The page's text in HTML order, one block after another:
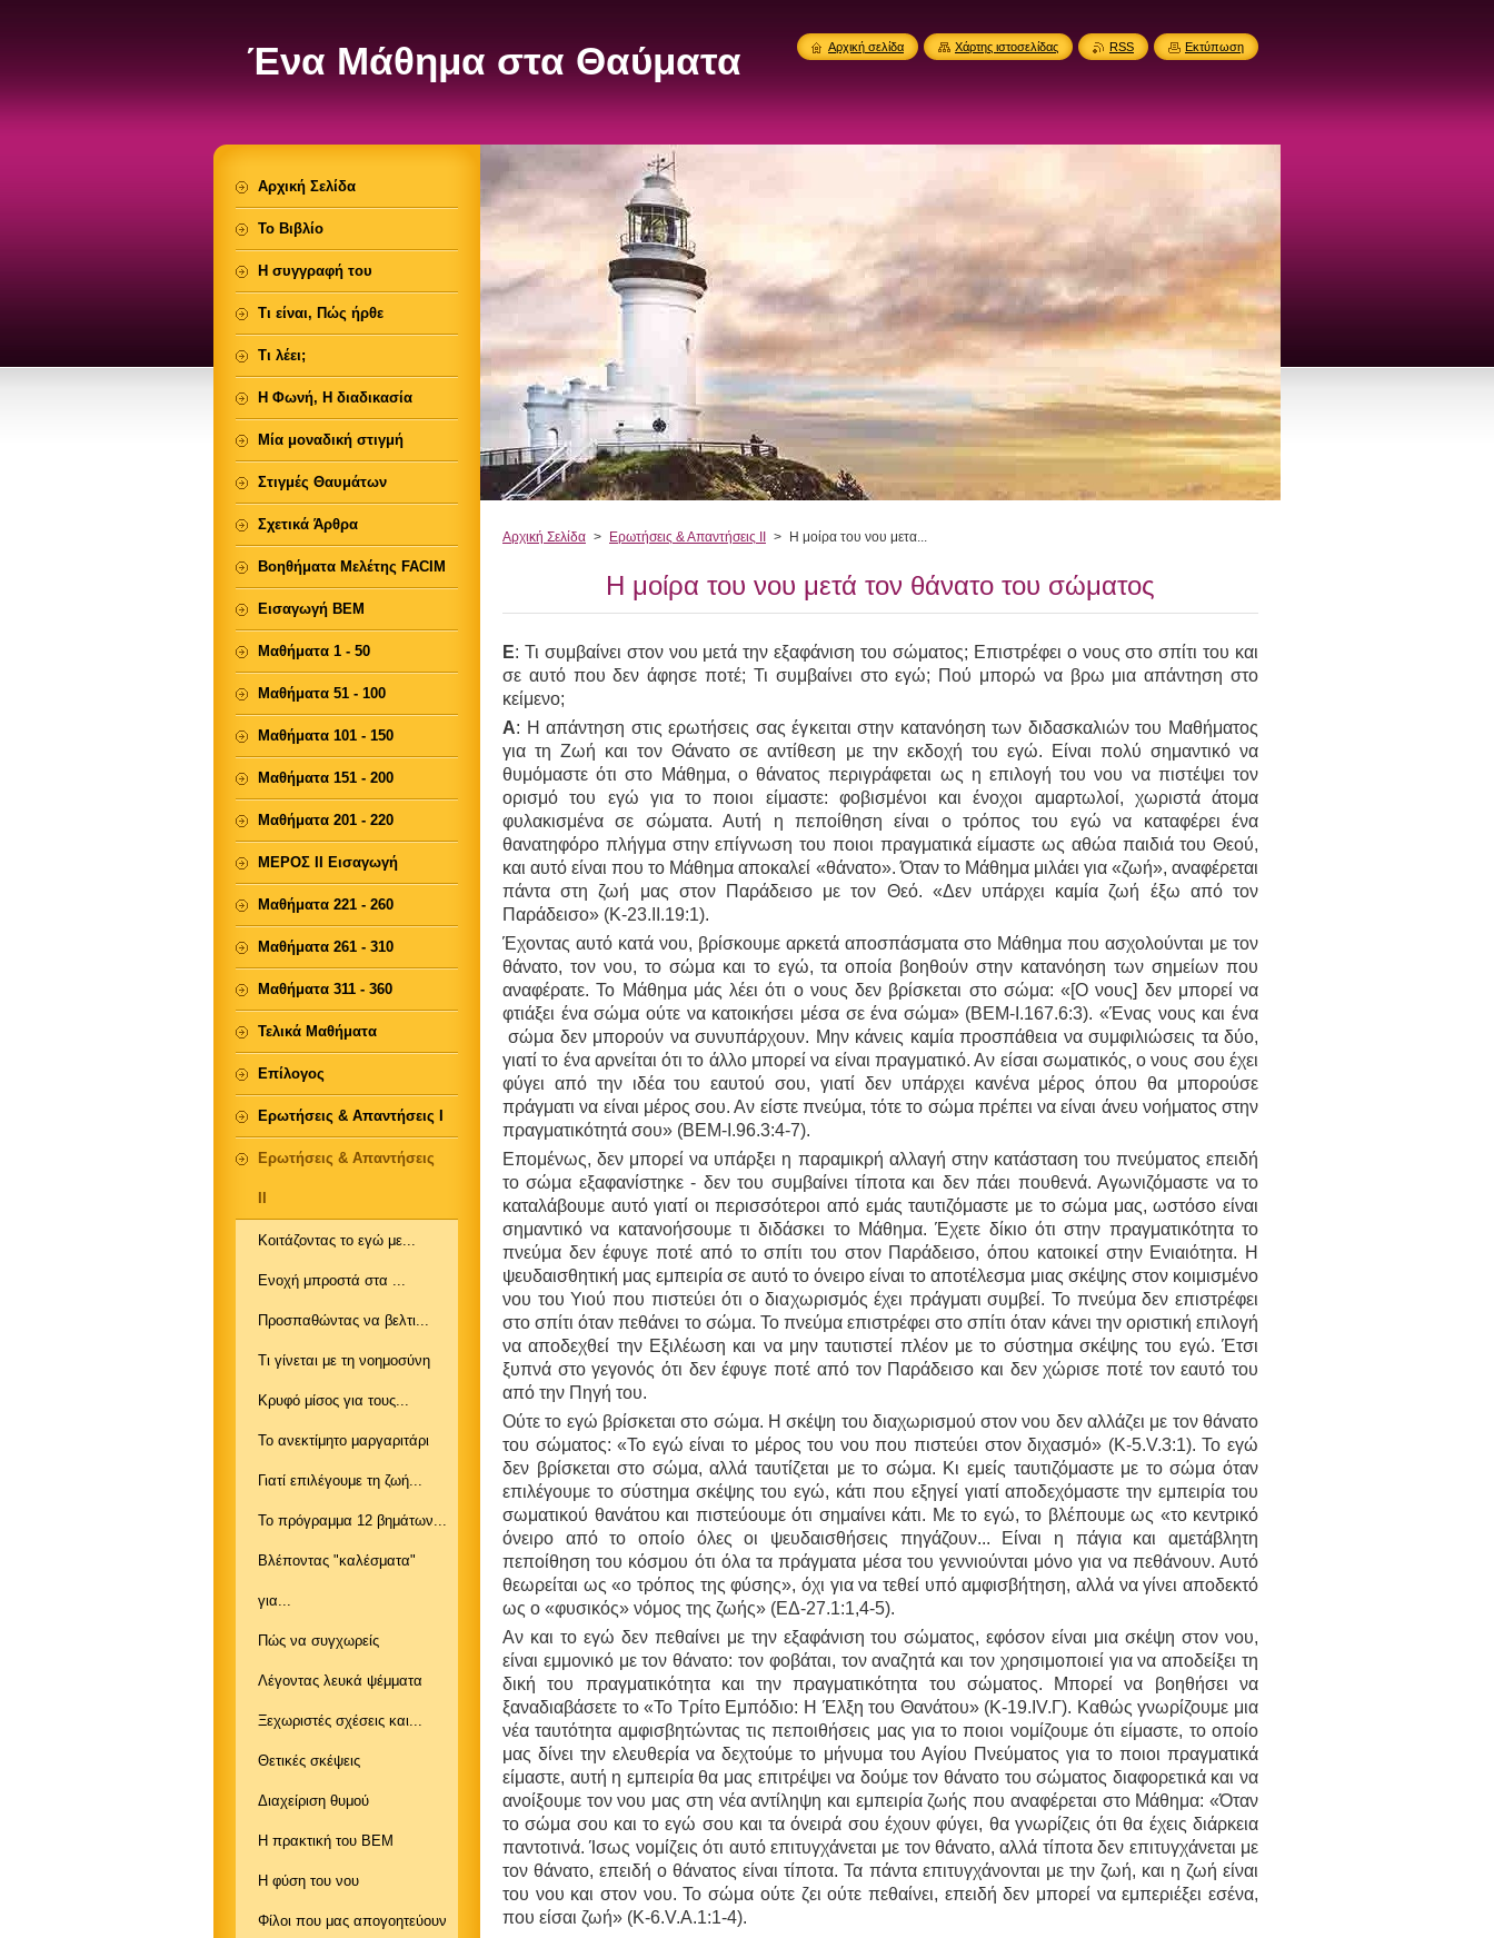
Ένα Μάθημα στα Θαύματα
Αρχική Σελίδα > Ερωτήσεις & Απαντήσεις ΙΙ > Η μοίρα του νου μετα...
Η μοίρα του νου μετά τον θάνατο του σώματος
Ε: Τι συμβαίνει στον νου μετά την εξαφάνιση του σώματος; Επιστρέφει ο νους στο σπίτι του και
σε αυτό που δεν άφησε ποτέ; Τι συμβαίνει στο εγώ; Πού μπορώ να βρω μια απάντηση στο
κείμενο;
Α: Η απάντηση στις ερωτήσεις σας έγκειται στην κατανόηση των διδασκαλιών του Μαθήματος
για τη Ζωή και τον Θάνατο σε αντίθεση με την εκδοχή του εγώ. Είναι πολύ σημαντικό να
θυμόμαστε ότι στο Μάθημα, ο θάνατος περιγράφεται ως η επιλογή του νου να πιστέψει τον
ορισμό του εγώ για το ποιοι είμαστε: φοβισμένοι και ένοχοι αμαρτωλοί, χωριστά άτομα
φυλακισμένα σε σώματα. Αυτή η πεποίθηση είναι ο τρόπος του εγώ να καταφέρει ένα
θανατηφόρο πλήγμα στην επίγνωση του ποιοι πραγματικά είμαστε ως αθώα παιδιά του Θεού,
και αυτό είναι που το Μάθημα αποκαλεί «θάνατο». Όταν το Μάθημα μιλάει για «ζωή», αναφέρεται
πάντα στη ζωή μας στον Παράδεισο με τον Θεό. «Δεν υπάρχει καμία ζωή έξω από τον
Παράδεισο» (Κ-23.II.19:1).
Έχοντας αυτό κατά νου, βρίσκουμε αρκετά αποσπάσματα στο Μάθημα που ασχολούνται με τον
θάνατο, τον νου, το σώμα και το εγώ, τα οποία βοηθούν στην κατανόηση των σημείων που
αναφέρατε. Το Μάθημα μάς λέει ότι ο νους δεν βρίσκεται στο σώμα: «[Ο νους] δεν μπορεί να
φτιάξει ένα σώμα ούτε να κατοικήσει μέσα σε ένα σώμα» (ΒΕΜ-I.167.6:3). «Ένας νους και ένα
σώμα δεν μπορούν να συνυπάρχουν. Μην κάνεις καμία προσπάθεια να συμφιλιώσεις τα δύο,
γιατί το ένα αρνείται ότι το άλλο μπορεί να είναι πραγματικό. Αν είσαι σωματικός, ο νους σου έχει
φύγει από την ιδέα του εαυτού σου, γιατί δεν υπάρχει κανένα μέρος όπου θα μπορούσε
πράγματι να είναι μέρος σου. Αν είστε πνεύμα, τότε το σώμα πρέπει να είναι άνευ νοήματος στην
πραγματικότητά σου» (ΒΕΜ-I.96.3:4-7).
Επομένως, δεν μπορεί να υπάρξει η παραμικρή αλλαγή στην κατάσταση του πνεύματος επειδή
το σώμα εξαφανίστηκε - δεν του συμβαίνει τίποτα και δεν πάει πουθενά. Αγωνιζόμαστε να το
καταλάβουμε αυτό γιατί οι περισσότεροι από εμάς ταυτιζόμαστε με το σώμα μας, ωστόσο είναι
σημαντικό να κατανοήσουμε τι διδάσκει το Μάθημα. Έχετε δίκιο ότι στην πραγματικότητα το
πνεύμα δεν έφυγε ποτέ από το σπίτι του στον Παράδεισο, όπου κατοικεί στην Ενιαιότητα. Η
ψευδαισθητική μας εμπειρία σε αυτό το όνειρο είναι το αποτέλεσμα μιας σκέψης στον κοιμισμένο
νου του Υιού που πιστεύει ότι ο διαχωρισμός έχει πράγματι συμβεί. Το πνεύμα δεν επιστρέφει
στο σπίτι όταν πεθάνει το σώμα. Το πνεύμα επιστρέφει στο σπίτι όταν κάνει την οριστική επιλογή
να αποδεχθεί την Εξιλέωση και να μην ταυτιστεί πλέον με το σύστημα σκέψης του εγώ. Έτσι
ξυπνά στο γεγονός ότι δεν έφυγε ποτέ από τον Παράδεισο και δεν χώρισε ποτέ τον εαυτό του
από την Πηγή του.
Ούτε το εγώ βρίσκεται στο σώμα. Η σκέψη του διαχωρισμού στον νου δεν αλλάζει με τον θάνατο
του σώματος: «Το εγώ είναι το μέρος του νου που πιστεύει στον διχασμό» (Κ-5.V.3:1). Το εγώ
δεν βρίσκεται στο σώμα, αλλά ταυτίζεται με το σώμα. Κι εμείς ταυτιζόμαστε με το σώμα όταν
επιλέγουμε το σύστημα σκέψης του εγώ, κάτι που εξηγεί γιατί αποδεχόμαστε την εμπειρία του
σωματικού θανάτου και πιστεύουμε ότι σημαίνει κάτι. Με το εγώ, το βλέπουμε ως «το κεντρικό
όνειρο από το οποίο όλες οι ψευδαισθήσεις πηγάζουν... Είναι η πάγια και αμετάβλητη
πεποίθηση του κόσμου ότι όλα τα πράγματα μέσα του γεννιούνται μόνο για να πεθάνουν. Αυτό
θεωρείται ως «ο τρόπος της φύσης», όχι για να τεθεί υπό αμφισβήτηση, αλλά να γίνει αποδεκτό
ως ο «φυσικός» νόμος της ζωής» (ΕΔ-27.1:1,4-5).
Αν και το εγώ δεν πεθαίνει με την εξαφάνιση του σώματος, εφόσον είναι μια σκέψη στον νου,
είναι εμμονικό με τον θάνατο: τον φοβάται, τον αναζητά και τον χρησιμοποιεί για να αποδείξει τη
δική του πραγματικότητα και την πραγματικότητα του σώματος. Μπορεί να βοηθήσει να
ξαναδιαβάσετε το «Το Τρίτο Εμπόδιο: Η Έλξη του Θανάτου» (Κ-19.IV.Γ). Καθώς γνωρίζουμε μια
νέα ταυτότητα αμφισβητώντας τις πεποιθήσεις μας για το ποιοι νομίζουμε ότι είμαστε, το οποίο
μας δίνει την ελευθερία να δεχτούμε το μήνυμα του Αγίου Πνεύματος για το ποιοι πραγματικά
είμαστε, αυτή η εμπειρία θα μας επιτρέψει να δούμε τον θάνατο του σώματος διαφορετικά και να
ανοίξουμε τον νου μας στη νέα αντίληψη και εμπειρία ζωής που αναφέρεται στο Μάθημα: «Όταν
το σώμα σου και το εγώ σου και τα όνειρά σου έχουν φύγει, θα γνωρίζεις ότι θα έχεις διάρκεια
παντοτινά. Ίσως νομίζεις ότι αυτό επιτυγχάνεται με τον θάνατο, αλλά τίποτα δεν επιτυγχάνεται με
τον θάνατο, επειδή ο θάνατος είναι τίποτα. Τα πάντα επιτυγχάνονται με την ζωή, και η ζωή είναι
του νου και στον νου. Το σώμα ούτε ζει ούτε πεθαίνει, επειδή δεν μπορεί να εμπεριέξει εσένα,
που είσαι ζωή» (Κ-6.V.A.1:1-4).
Αρχική Σελίδα
Το Βιβλίο
Η συγγραφή του
Τι είναι, Πώς ήρθε
Τι λέει;
Η Φωνή, Η διαδικασία
Μία μοναδική στιγμή
Στιγμές Θαυμάτων
Σχετικά Άρθρα
Βοηθήματα Μελέτης FACIM
Εισαγωγή ΒΕΜ
Μαθήματα 1 - 50
Μαθήματα 51 - 100
Μαθήματα 101 - 150
Μαθήματα 151 - 200
Μαθήματα 201 - 220
ΜΕΡΟΣ ΙΙ Εισαγωγή
Μαθήματα 221 - 260
Μαθήματα 261 - 310
Μαθήματα 311 - 360
Τελικά Μαθήματα
Επίλογος
Ερωτήσεις & Απαντήσεις Ι
Ερωτήσεις & Απαντήσεις
Κοιτάζοντας το εγώ με...
Ενοχή μπροστά στα ...
Προσπαθώντας να βελτι...
Τι γίνεται με τη νοημοσύνη
Κρυφό μίσος για τους...
Το ανεκτίμητο μαργαριτάρι
Γιατί επιλέγουμε τη ζωή...
Το πρόγραμμα 12 βημάτων...
Βλέποντας "καλέσματα"
για...
Πώς να συγχωρείς
Λέγοντας λευκά ψέμματα
Ξεχωριστές σχέσεις και...
Θετικές σκέψεις
Διαχείριση θυμού
Η πρακτική του ΒΕΜ
Η φύση του νου
Φίλοι που μας απογοητεύουν
Αρχική σελίδα Χάρτης ιστοσελίδας RSS Εκτύπωση